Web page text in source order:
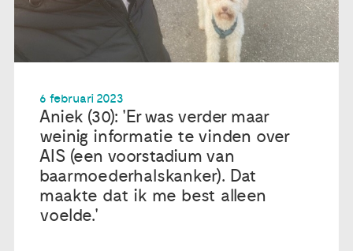
6 februari 2023
Aniek (30): 'Er was verder maar
weinig informatie te vinden over
AIS (een voorstadium van
baarmoederhalskanker). Dat
maakte dat ik me best alleen
voelde.'